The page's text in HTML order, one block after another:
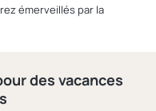
émerveillés par la
des vacances